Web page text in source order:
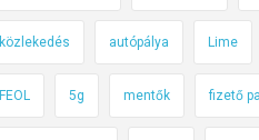
közlekedés autópálya Lime
FEOL 5g mentők fizető